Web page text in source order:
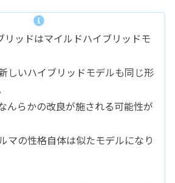
リッドはマイルドハイブリッドモ
しいハイブリッドモデルも同じ形
んらかの改良が施される可能性が
マの性格自体は似たモデルになり